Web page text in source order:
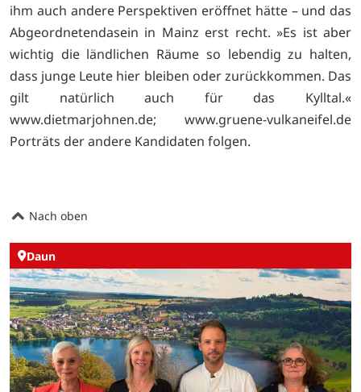
ihm auch andere Perspektiven eröffnet hätte – und das
Abgeordnetendasein in Mainz erst recht. »Es ist aber
wichtig die ländlichen Räume so lebendig zu halten,
dass junge Leute hier bleiben oder zurückkommen. Das
gilt natürlich auch für das Kylltal.«
www.dietmarjohnen.de; www.gruene-vulkaneifel.de
Porträts der andere Kandidaten folgen.
Nach oben
Daun